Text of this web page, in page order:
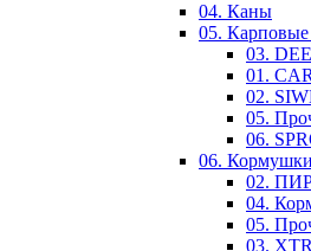
04. Каны
05. Карповые
03.
01.
02.
05.
06.
06. Кормушки
02.
04.
05.
03.